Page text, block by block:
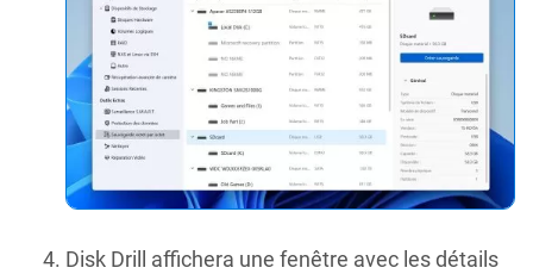
Disk Drill affichera une fenêtre avec les détails